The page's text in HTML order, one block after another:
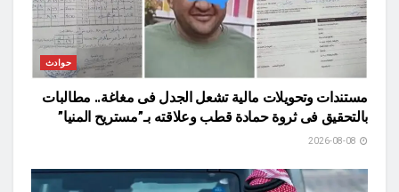
حوادث
مستندات وتحويلات مالية تشعل الجدل فى مغاغة.. مطالبات
بالتحقيق فى ثروة حمادة قطب وعلاقته بـ”مستريح المنيا”